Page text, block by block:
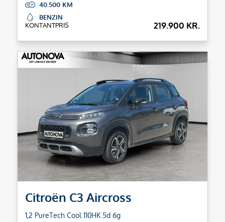
219.900 KR.
KONTANTPRIS
40.500
BENZIN
Citroën C3 Aircross
1,2 PureTech Cool 110HK 5d 6g